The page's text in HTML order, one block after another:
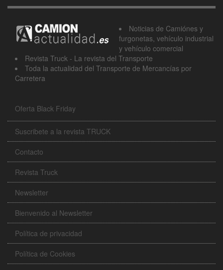
Noticias de Camiónes y
furgonetas, vehículo industrial
y vehículo comercial
Revista Truck - La revista del Transporte
Toda la actualidad del Transporte de Mercancías por
Carretera
Oferta Black Friday
Suscribete a la revista TRUCK
Contacto
Revista Truck
Newsletter
Bienvenido al Newsletter
Política de privacidad
Política de Cookies